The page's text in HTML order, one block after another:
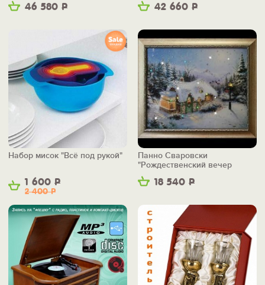
46 580 Р 42 660 Р
1 600 Р
2 400Р
Набор мисок "Всё под рукой"
18 540 Р
Панно Сваровски
"Рождественский вечер
желаний"